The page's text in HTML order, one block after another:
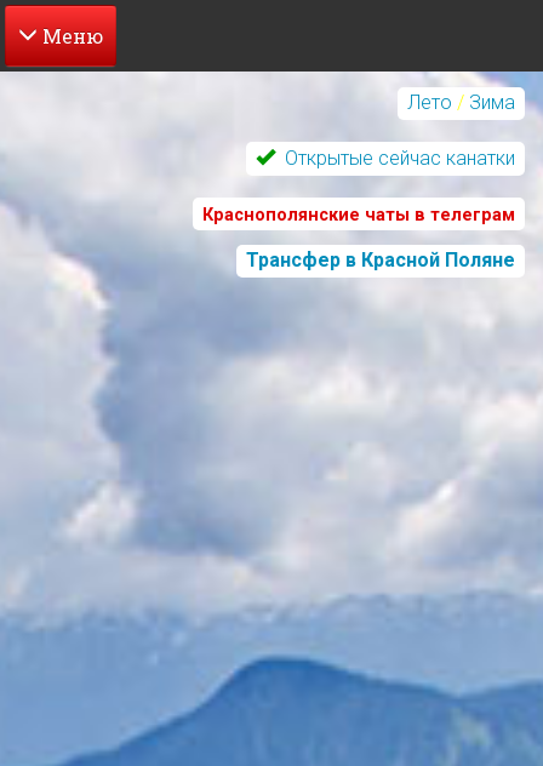
Перейти
содержанию
Лето / Зима
Открытые сейчас канатки
Краснополянские чаты в телеграм
Трансфер в Красной Поляне